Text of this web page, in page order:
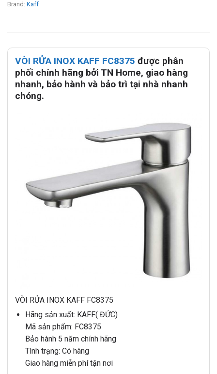
Brand: Kaff
VÒI RỬA INOX KAFF FC8375 được phân
phối chính hãng bởi TN Home, giao hàng
nhanh, bảo hành và bảo trì tại nhà nhanh
chóng.
VÒI RỬA INOX KAFF FC8375
Hãng sản xuất: KAFF( ĐỨC)
Mã sản phẩm: FC8375
Bảo hành 5 năm chính hãng
Tình trạng: Có hàng
Giao hàng miễn phí tận nơi